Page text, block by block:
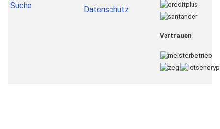
Suche
Datenschutz
Vertrauen